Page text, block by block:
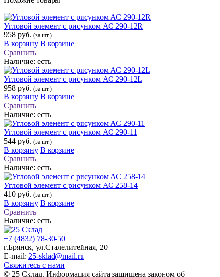
Угловой элемент с рисунком АС 290-12R
958 руб. (за шт.)
В корзину В корзине
Сравнить
Наличие: есть
Угловой элемент с рисунком АС 290-12L
958 руб. (за шт.)
В корзину В корзине
Сравнить
Наличие: есть
Угловой элемент с рисунком АС 290-11
544 руб. (за шт.)
В корзину В корзине
Сравнить
Наличие: есть
Угловой элемент с рисунком АС 258-14
410 руб. (за шт.)
В корзину В корзине
Сравнить
Наличие: есть
+7 (4832) 78-30-50
г.Брянск, ул.Сталелитейная, 20
E-mail: 25-sklad@mail.ru
Свяжитесь с нами
© 25 Склад. Информация сайта защищена законом об